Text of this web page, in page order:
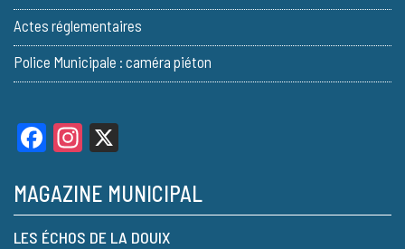
Actes réglementaires
Police Municipale : caméra piéton
FacebookInstagram
MAGAZINE MUNICIPAL
LES ÉCHOS DE LA DOUIX